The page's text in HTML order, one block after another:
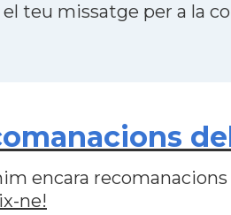
el teu missatge per a la
encara
ne!